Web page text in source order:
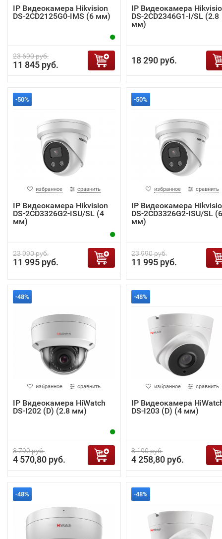
IP Видеокамера Hikvision
DS-2CD2125G0-IMS (6 мм)
23 690 руб.
11 845 руб.
IP Видеокамера
DS-2CD2346G1-I/SL (2.8
мм)
18 290 руб.
-50%
избранное сравнить
IP Видеокамера Hikvision
DS-2CD3326G2-ISU/SL (4
мм)
23 990 руб.
11 995 руб.
-50%
избранное сравнить
IP Видеокамера
DS-2CD3326G2-ISU/SL (6
мм)
23 990 руб.
11 995 руб.
-48%
избранное сравнить
IP Видеокамера HiWatch
DS-I202 (D) (2.8 мм)
8 790 руб.
4 570,80 руб.
-48%
избранное сравнить
IP Видеокамера
DS-I203 (D) (4 мм)
8 190 руб.
4 258,80 руб.
-48% -48%